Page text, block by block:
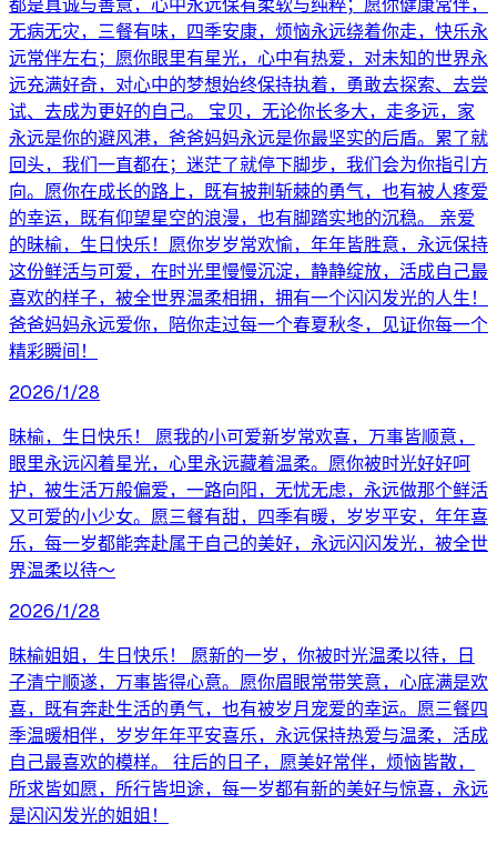
都是真诚与善意，心中永远保有柔软与纯粹；愿你健康常伴，
无病无灾，三餐有味，四季安康，烦恼永远绕着你走，快乐永
远常伴左右；愿你眼里有星光，心中有热爱，对未知的世界永
远充满好奇，对心中的梦想始终保持执着，勇敢去探索、去尝
试、去成为更好的自己。 宝贝，无论你长多大，走多远，家
永远是你的避风港，爸爸妈妈永远是你最坚实的后盾。累了就
回头，我们一直都在；迷茫了就停下脚步，我们会为你指引方
向。愿你在成长的路上，既有披荆斩棘的勇气，也有被人疼爱
的幸运，既有仰望星空的浪漫，也有脚踏实地的沉稳。 亲爱
的昧榆，生日快乐！愿你岁岁常欢愉，年年皆胜意，永远保持
这份鲜活与可爱，在时光里慢慢沉淀，静静绽放，活成自己最
喜欢的样子，被全世界温柔相拥，拥有一个闪闪发光的人生！
爸爸妈妈永远爱你，陪你走过每一个春夏秋冬，见证你每一个
精彩瞬间！
2026/1/28
昧榆，生日快乐！ 愿我的小可爱新岁常欢喜，万事皆顺意，
眼里永远闪着星光，心里永远藏着温柔。愿你被时光好好呵
护，被生活万般偏爱，一路向阳，无忧无虑，永远做那个鲜活
又可爱的小少女。愿三餐有甜，四季有暖，岁岁平安，年年喜
乐，每一岁都能奔赴属于自己的美好，永远闪闪发光，被全世
界温柔以待～
2026/1/28
昧榆姐姐，生日快乐！ 愿新的一岁，你被时光温柔以待，日
子清宁顺遂，万事皆得心意。愿你眉眼常带笑意，心底满是欢
喜，既有奔赴生活的勇气，也有被岁月宠爱的幸运。愿三餐四
季温暖相伴，岁岁年年平安喜乐，永远保持热爱与温柔，活成
自己最喜欢的模样。 往后的日子，愿美好常伴，烦恼皆散，
所求皆如愿，所行皆坦途，每一岁都有新的美好与惊喜，永远
是闪闪发光的姐姐！